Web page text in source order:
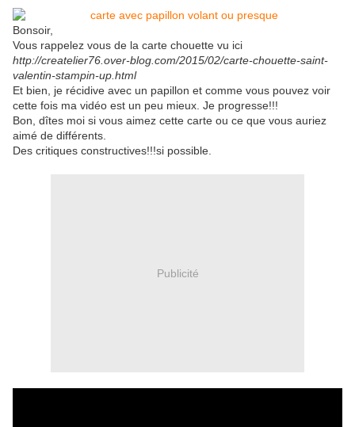
Bonsoir,
Vous rappelez vous de la carte chouette vu ici
http://createlier76.over-blog.com/2015/02/carte-chouette-saint-
valentin-stampin-up.html
Et bien, je récidive avec un papillon et comme vous pouvez voir
cette fois ma vidéo est un peu mieux. Je progresse!!!
Bon, dîtes moi si vous aimez cette carte ou ce que vous auriez
aimé de différents.
Des critiques constructives!!!si possible.
Publicité